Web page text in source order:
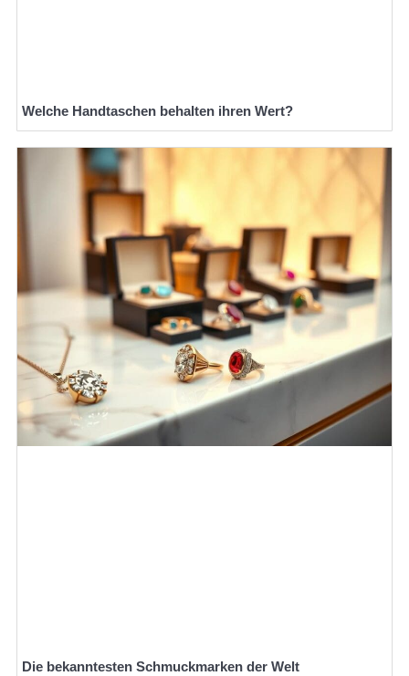
Welche Handtaschen behalten ihren Wert?
Die bekanntesten Schmuckmarken der Welt